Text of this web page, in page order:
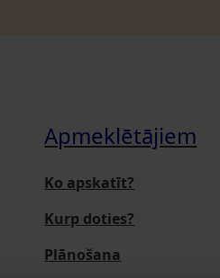
Apmeklētājiem
Ko apskatīt?
Kurp doties?
Plānošana